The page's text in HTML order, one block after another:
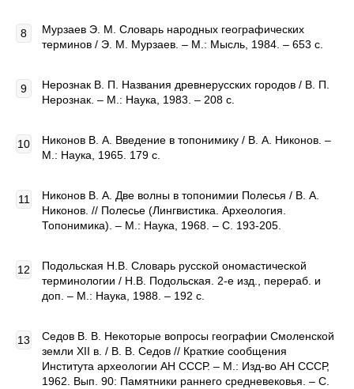
Мурзаев Э. М. Словарь народных географических
терминов / Э. М. Мурзаев. – М.: Мысль, 1984. – 653 с.
Нерознак В. П. Названия древнерусских городов / В. П.
Нерознак. – М.: Наука, 1983. – 208 с.
Никонов В. А. Введение в топонимику / В. А. Никонов. –
М.: Наука, 1965. 179 с.
Никонов В. А. Две волны в топонимии Полесья / В. А.
Никонов. // Полесье (Лингвистика. Археология.
Топонимика). – М.: Наука, 1968. – С. 193-205.
Подольская Н.В. Словарь русской ономастической
терминологии / Н.В. Подольская. 2-е изд., перераб. и
доп. – М.: Наука, 1988. – 192 с.
Седов В. В. Некоторые вопросы географии Смоленской
земли XII в. / В. В. Седов // Краткие сообщения
Института археологии АН СССР. – М.: Изд-во АН СССР,
1962. Вып. 90: Памятники раннего средневековья. – С.